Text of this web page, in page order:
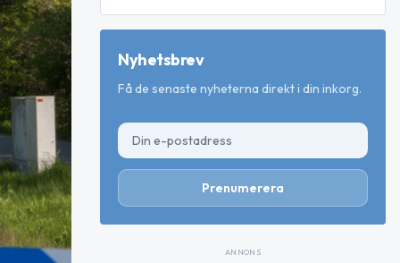
Nyhetsbrev
Få de senaste nyheterna direkt i din inkorg.
Prenumerera
ANNONS